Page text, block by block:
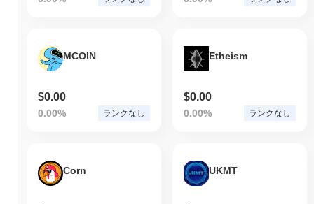
MCOIN
$0.00
0.00% ランクなし
Etheism
$0.00
0.00% ランクなし
Corn UKMT